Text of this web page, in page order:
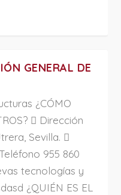
GENERAL DE
¿CÓMO
 Dirección
Sevilla. 
955 860
tecnologías y
¿QUIÉN ES EL